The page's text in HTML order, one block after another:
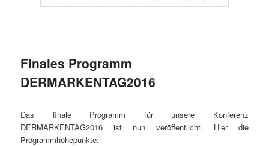
Finales Programm
DERMARKENTAG2016
Das finale Programm für unsere Konferenz
DERMARKENTAG2016 ist nun veröffentlicht. Hier die
Programmhöhepunkte: